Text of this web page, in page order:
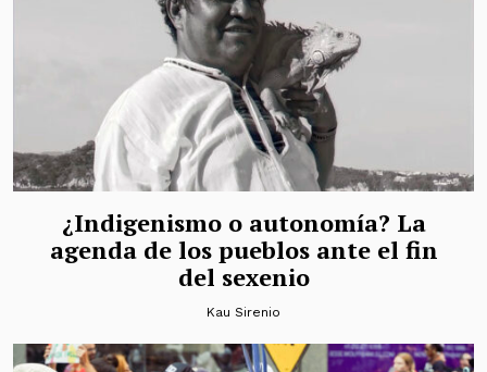
¿Indigenismo o autonomía? La
agenda de los pueblos ante el fin
del sexenio
Kau Sirenio